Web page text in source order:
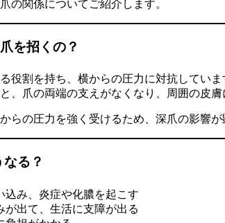
の関係についてご紹介します。
を招くの？
役割を持ち、横からの圧力に対抗していま
、爪の両端の支えがなくなり、周囲の皮
らの圧力を強く受けるため、深爪の影響が
る？
込み、炎症や化膿を起こす
が出て、生活に支障が出る